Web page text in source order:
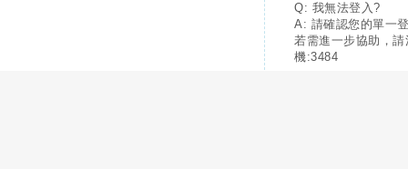
Q: 我無法登入?
A: 請確認您的單一
若需進一步協助，
機:3484